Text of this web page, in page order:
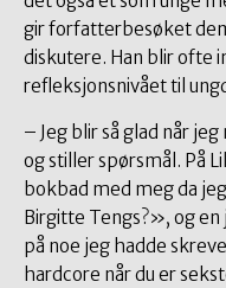
gir forfatterbesøket
diskutere. Han blir ofte
refleksjonsnivået til
– Jeg blir så glad når
og stiller spørsmål. På
bokbad med meg da
Birgitte Tengs?», og
på noe jeg hadde
hardcore når du er